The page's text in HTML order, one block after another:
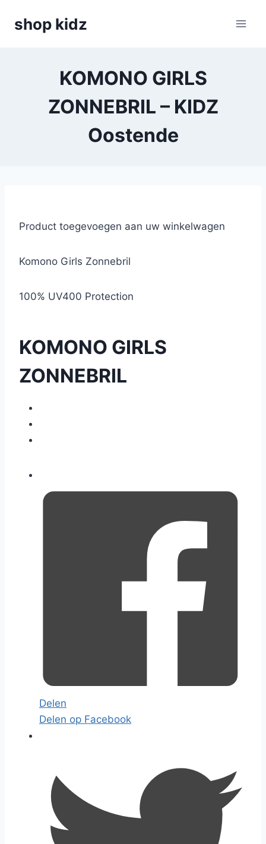
shop kidz
KOMONO GIRLS
ZONNEBRIL – KIDZ
Oostende
Product toegevoegen aan uw winkelwagen
Komono Girls Zonnebril
100% UV400 Protection
KOMONO GIRLS
ZONNEBRIL
Delen
Delen op Facebook